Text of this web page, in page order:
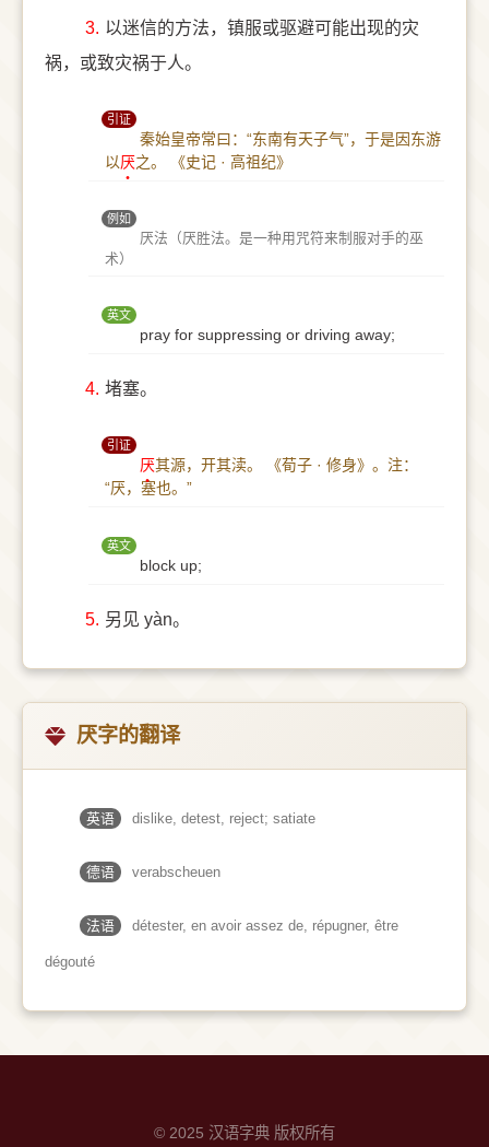
3. 以迷信的方法，镇服或驱避可能出现的灾
祸，或致灾祸于人。
引证
秦始皇帝常曰：“东南有天子气”，于是因东游
以厌之。 《史记 · 高祖纪》
例如
厌法（厌胜法。是一种用咒符来制服对手的巫
术）
英文
pray for suppressing or driving away;
4. 堵塞。
引证
厌其源，开其渎。
《荀子 · 修身》。注：
“厌，塞也。”
英文
block up;
5. 另见 yàn。
厌字的翻译
英语 dislike, detest, reject; satiate
德语 verabscheuen
法语 détester, en avoir assez de, répugner, être
dégouté
© 2025 汉语字典 版权所有